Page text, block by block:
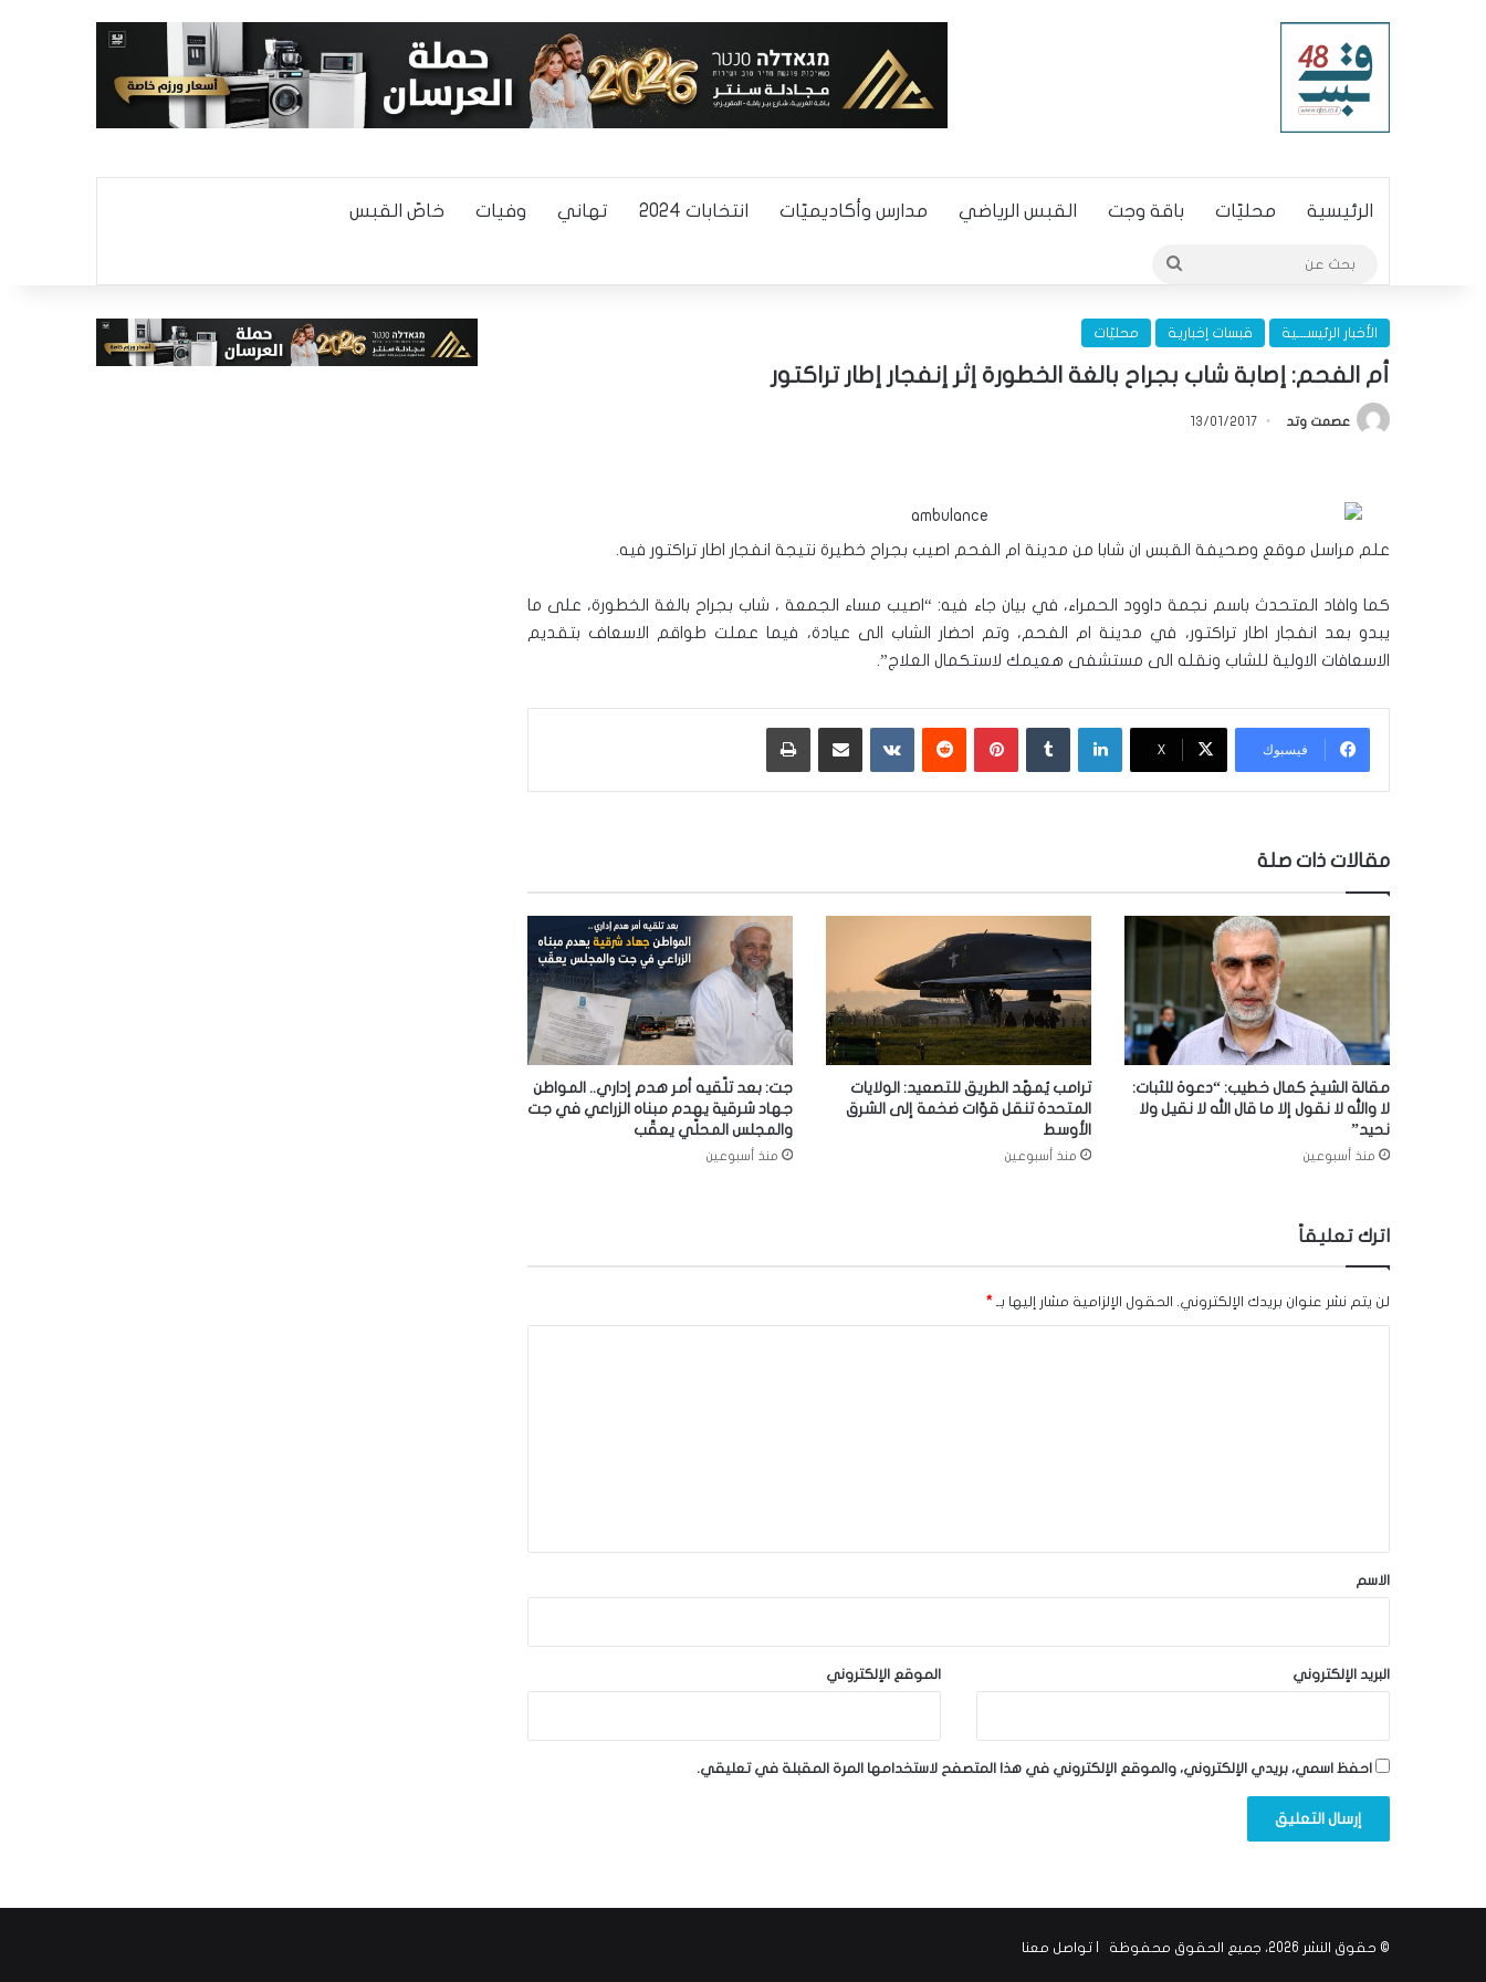
الرئيسية محليّات باقة وجت القبس الرياضي مدارس وأكاديميّات انتخابات 2024 تهاني وفيات خاصّ القبس
الأخبار الرئيســـية قبسات إخبارية محليّات
أم الفحم: إصابة شاب بجراح بالغة الخطورة إثر إنفجار إطار تراكتور
عصمت وتد 13/01/2017
علم مراسل موقع وصحيفة القبس ان شابا من مدينة ام الفحم اصيب بجراح خطيرة نتيجة انفجار اطار تراكتور فيه.
كما وافاد المتحدث باسم نجمة داوود الحمراء، في بيان جاء فيه: “اصيب مساء الجمعة ، شاب بجراح بالغة الخطورة، على ما
يبدو بعد انفجار اطار تراكتور، في مدينة ام الفحم، وتم احضار الشاب الى عيادة، فيما عملت طواقم الاسعاف بتقديم
الاسعافات الاولية للشاب ونقله الى مستشفى هعيمك لاستكمال العلاج”.
فيسبوك ‫X
لينكدإن بينتيريست ‏VKontakte
مقالات ذات صلة
مقالة الشيخ كمال خطيب: “دعوة للثبات:
لا والله لا نقول إلا ما قال الله لا نقيل ولا
نحيد”
منذ أسبوعين
ترامب يُمهّد الطريق للتصعيد: الولايات
المتحدة تنقل قوّات ضخمة إلى الشرق
الأوسط
منذ أسبوعين
جت: بعد تلّقيه أمر هدم إداري.. المواطن
جهاد شرقية يهدم مبناه الزراعي في جت
والمجلس المحلّي يعقّب
منذ أسبوعين
اترك تعليقاً
لن يتم نشر عنوان بريدك الإلكتروني. الحقول الإلزامية مشار إليها بـ *
*
الاسم
البريد الإلكتروني الموقع الإلكتروني
احفظ اسمي، بريدي الإلكتروني، والموقع الإلكتروني في هذا المتصفح لاستخدامها المرة المقبلة في تعليقي.
© حقوق النشر 2026، جميع الحقوق محفوظة | تواصل معنا